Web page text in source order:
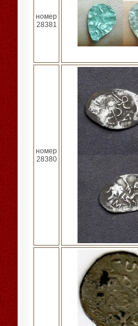
номер
28381
номер
28380